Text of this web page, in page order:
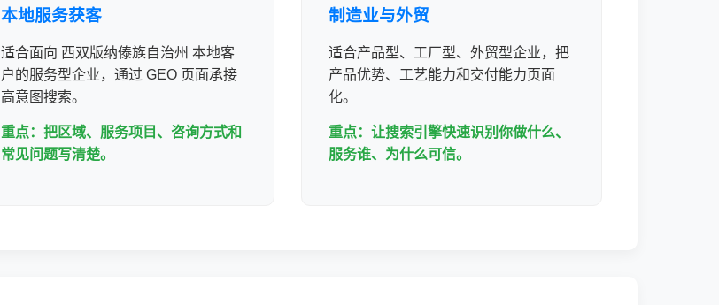
本地服务获客
适合面向 西双版纳傣族自治州 本地客
户的服务型企业，通过 GEO 页面承接
高意图搜索。
重点：把区域、服务项目、咨询方式和
常见问题写清楚。
制造业与外贸
适合产品型、工厂型、外贸型企业，把
产品优势、工艺能力和交付能力页面
化。
重点：让搜索引擎快速识别你做什么、
服务谁、为什么可信。